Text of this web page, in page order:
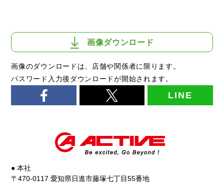
画像ダウンロード
画像のダウンロードは、店舗や関係者に限ります。
パスワード入力後ダウンロードが開始されます。
LINE
● 本社
〒470-0117 愛知県日進市藤塚七丁目55番地